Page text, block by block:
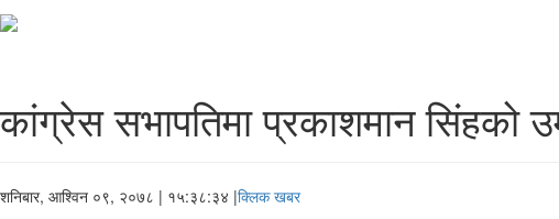
कांग्रेस सभापतिमा प्रकाशमान सिंहको
शनिबार, आश्विन ०९, २०७८ | १५:३८:३४ |क्लिक खबर